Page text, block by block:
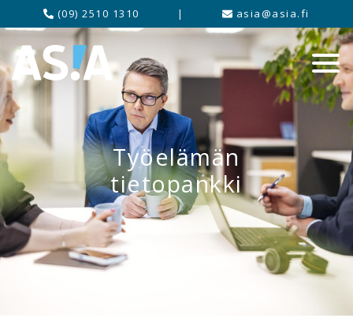
(09) 2510 1310 | asia@asia.fi
Työelämän
tietopankki